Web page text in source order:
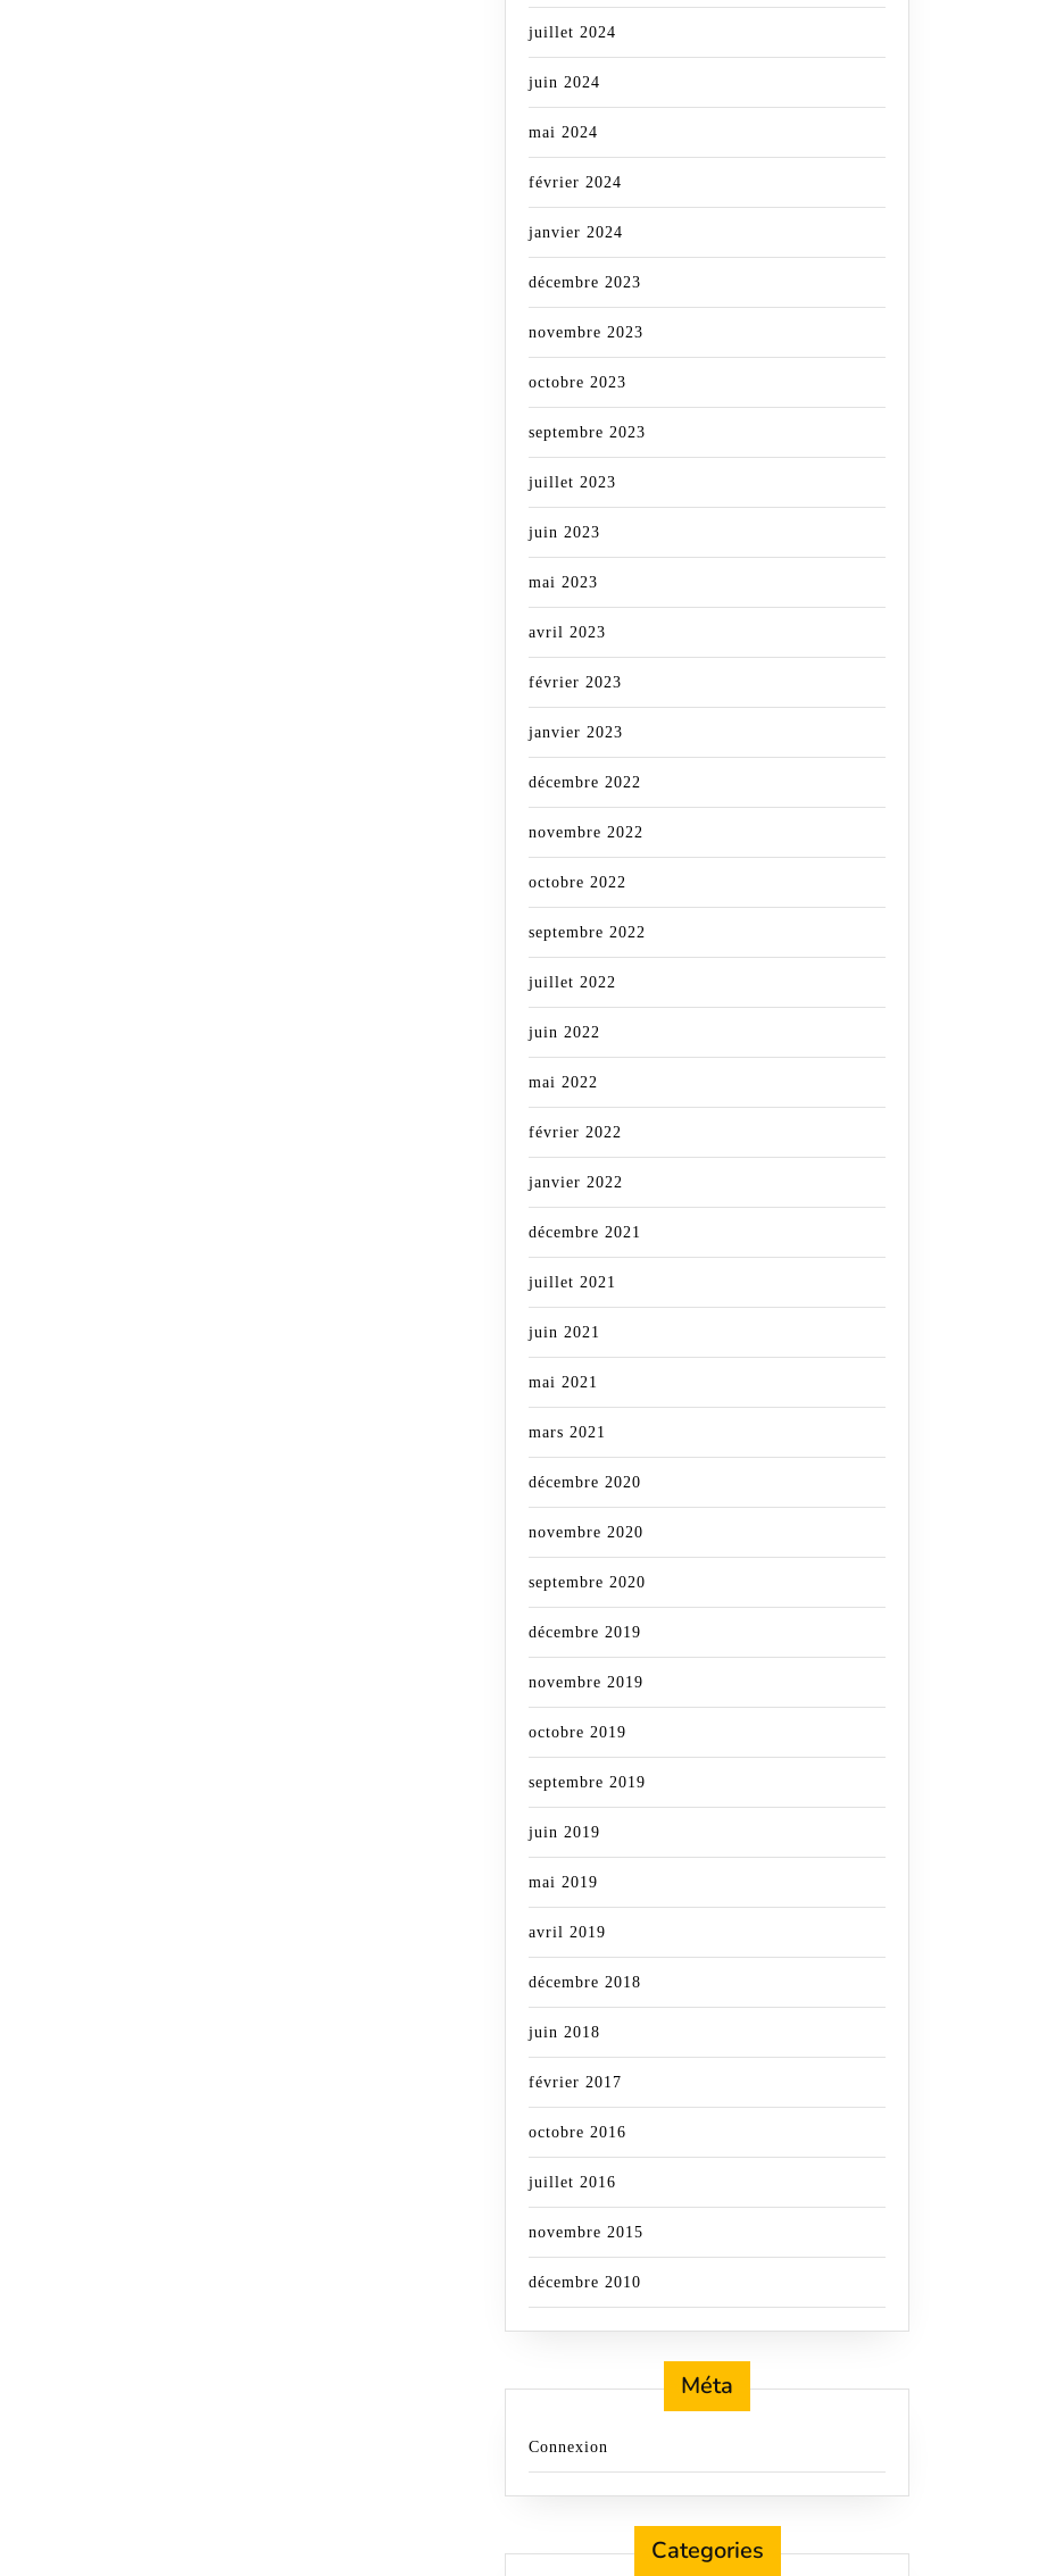
juillet 2024
juin 2024
mai 2024
février 2024
janvier 2024
décembre 2023
novembre 2023
octobre 2023
septembre 2023
juillet 2023
juin 2023
mai 2023
avril 2023
février 2023
janvier 2023
décembre 2022
novembre 2022
octobre 2022
septembre 2022
juillet 2022
juin 2022
mai 2022
février 2022
janvier 2022
décembre 2021
juillet 2021
juin 2021
mai 2021
mars 2021
décembre 2020
novembre 2020
septembre 2020
décembre 2019
novembre 2019
octobre 2019
septembre 2019
juin 2019
mai 2019
avril 2019
décembre 2018
juin 2018
février 2017
octobre 2016
juillet 2016
novembre 2015
décembre 2010
Méta
Connexion
Categories